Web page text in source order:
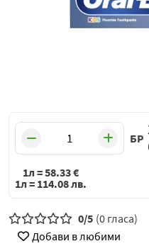
БР
1л =58.33€
1л = 114.08лв.
0/5 (0 гласа)
Добави в любими